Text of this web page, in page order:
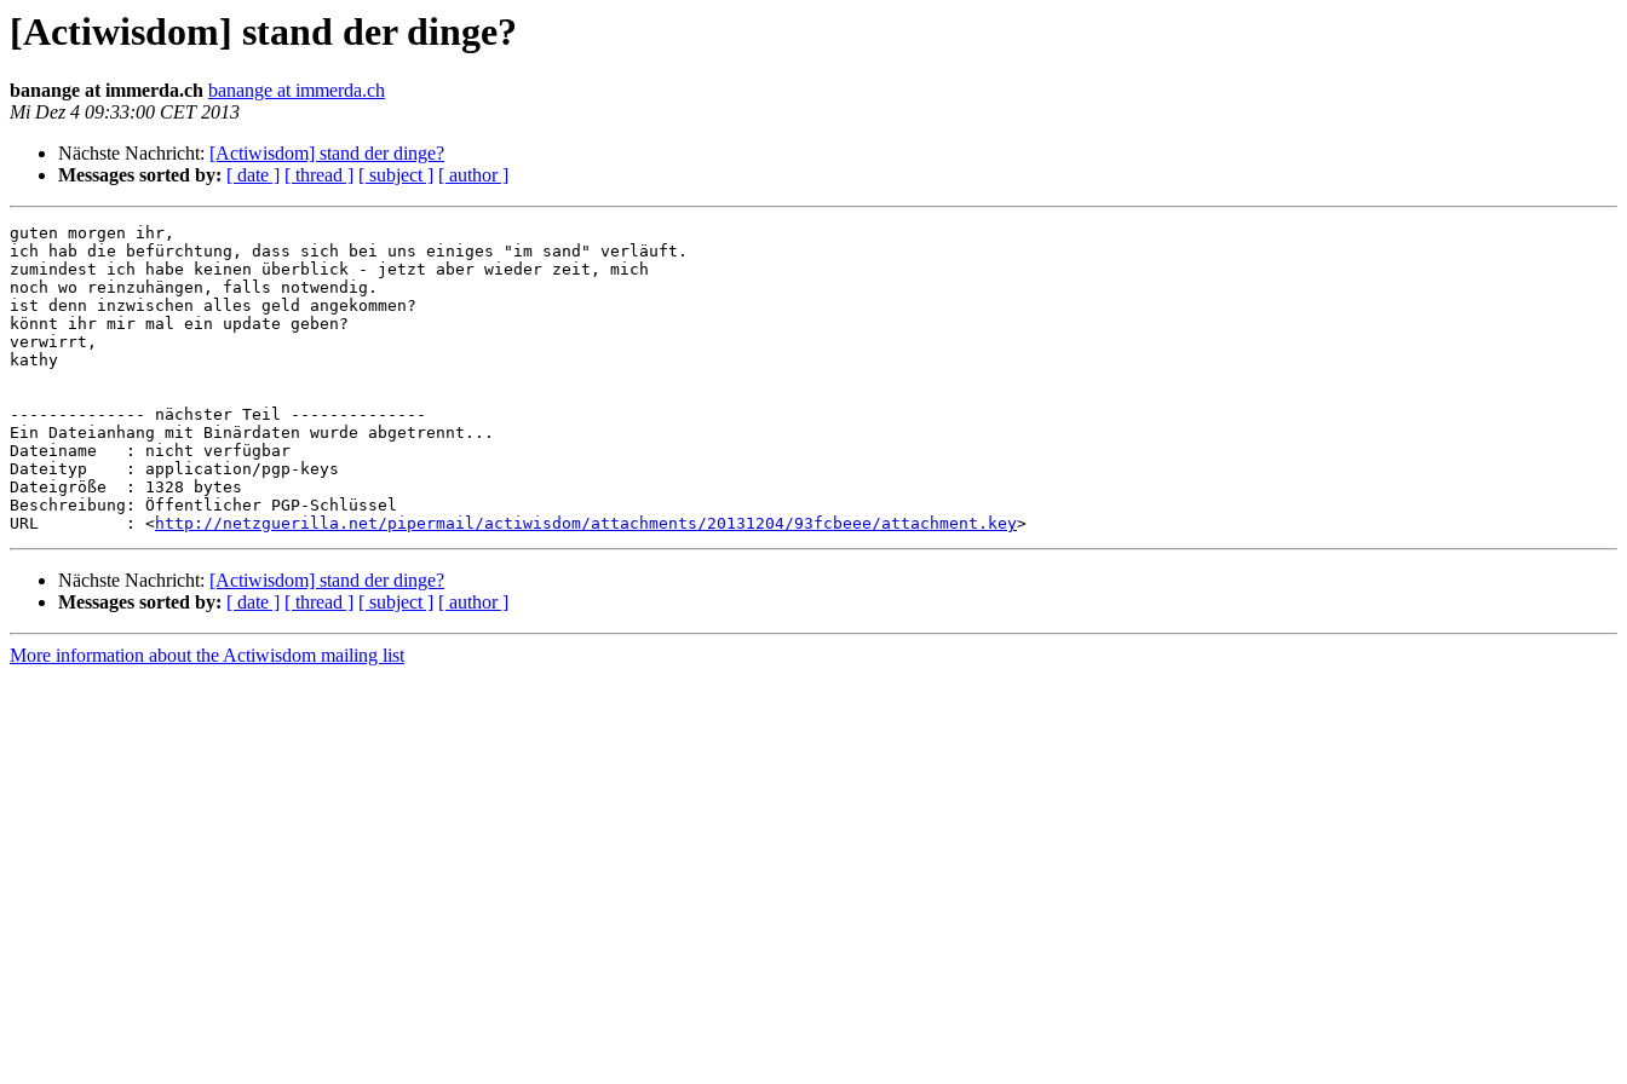
[Actiwisdom] stand der dinge?
banange at immerda.ch banange at immerda.ch
Mi Dez 4 09:33:00 CET 2013
Nächste Nachricht: [Actiwisdom] stand der dinge?
Messages sorted by: [ date ] [ thread ] [ subject ] [ author ]
guten morgen ihr,
ich hab die befürchtung, dass sich bei uns einiges "im sand" verläuft.
zumindest ich habe keinen überblick - jetzt aber wieder zeit, mich
noch wo reinzuhängen, falls notwendig.
ist denn inzwischen alles geld angekommen?
könnt ihr mir mal ein update geben?
verwirrt,
kathy
-------------- nächster Teil --------------
Ein Dateianhang mit Binärdaten wurde abgetrennt...
Dateiname   : nicht verfügbar
Dateityp    : application/pgp-keys
Dateigröße  : 1328 bytes
Beschreibung: Öffentlicher PGP-Schlüssel
URL         : <http://netzguerilla.net/pipermail/actiwisdom/attachments/20131204/93fcbeee/attachment.key
Nächste Nachricht: [Actiwisdom] stand der dinge?
Messages sorted by: [ date ] [ thread ] [ subject ] [ author ]
More information about the Actiwisdom mailing list